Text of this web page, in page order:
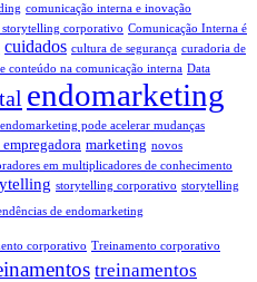
comunicação interna e inovação
storytelling corporativo Comunicação Interna é
cuidados cultura de segurança curadoria de
conteúdo na comunicação interna Data
endomarketing
endomarketing pode acelerar mudanças
empregadora marketing novos
em multiplicadores de conhecimento
storytelling corporativo storytelling
de endomarketing
corporativo Treinamento corporativo
treinamentos